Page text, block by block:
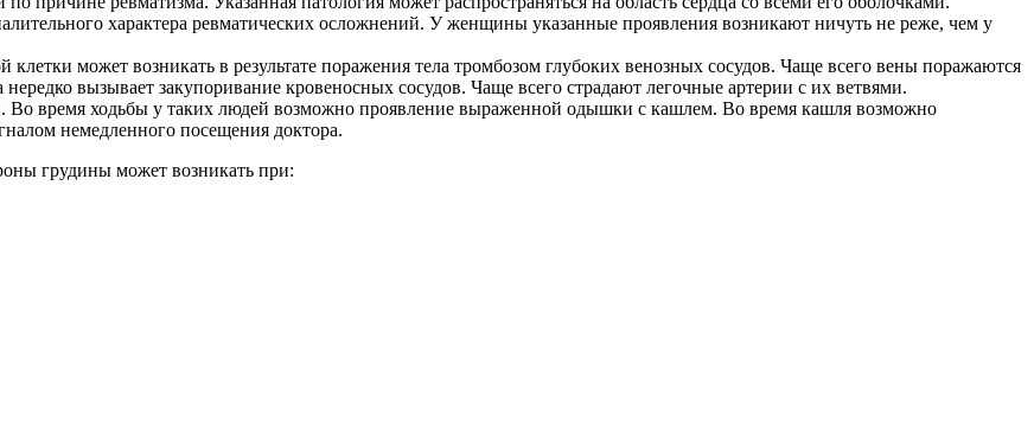
характера ревматических осложнений. У женщины указанные проявления возникают ничуть не реже, чем у
может возникать в результате поражения тела тромбозом глубоких венозных сосудов. Чаще всего вены поражаются
вызывает закупоривание кровеносных сосудов. Чаще всего страдают легочные артерии с их ветвями.
Во время ходьбы у таких людей возможно проявление выраженной одышки с кашлем. Во время кашля возможно
немедленного посещения доктора.
грудины может возникать при: